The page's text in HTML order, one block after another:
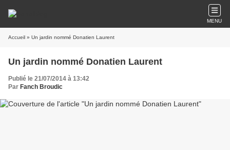
MENU
Accueil » Un jardin nommé Donatien Laurent
Un jardin nommé Donatien Laurent
Publié le 21/07/2014 à 13:42
Par Fanch Broudic